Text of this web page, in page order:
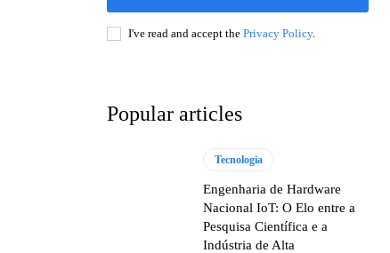
I've read and accept the Privacy Policy.
Popular articles
Tecnologia
Engenharia de Hardware
Nacional IoT: O Elo entre a
Pesquisa Científica e a
Indústria de Alta